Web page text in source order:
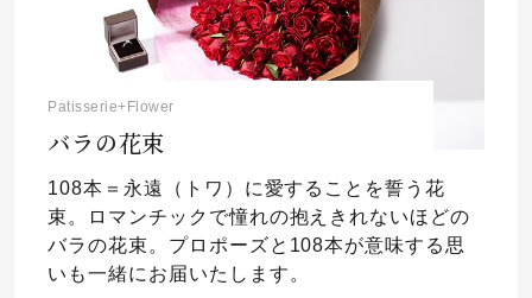
Patisserie+Flower
バラの花束
108本＝永遠（トワ）に愛することを誓う花
束。ロマンチックで憧れの抱えきれないほどの
バラの花束。プロポーズと108本が意味する思
いも一緒にお届いたします。